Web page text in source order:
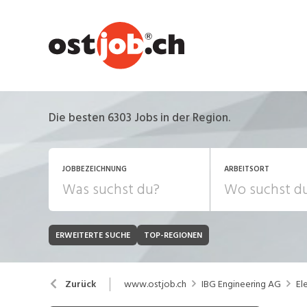
Die besten 6303 Jobs in der Region.
JOBBEZEICHNUNG ARBEITSORT
JOB-TYP
Festanstellung
Bank, Versicherung
Chemie, Pharma, Biotechnologie
ERWEITERTE SUCHE TOP-REGIONEN
Zurück www.ostjob.ch IBG Engineering AG